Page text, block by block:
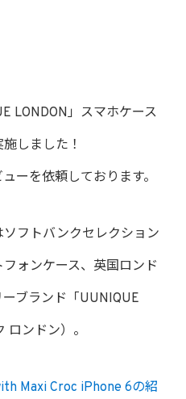
LONDON」スマホケース
しました！
ーを依頼しております。
フトバンクセレクション
ォンケース、英国ロンド
ブランド「UUNIQUE
ロンドン）。
Maxi Croc iPhone 6の紹